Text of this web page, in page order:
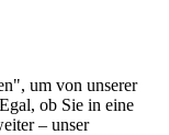
um von unserer
ob Sie in eine
– unser